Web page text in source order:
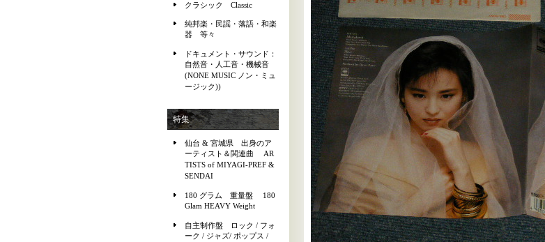
クラシック Classic
純邦楽・民謡・落語・和楽
器 等々
ドキュメント・サウンド：
自然音・人工音・機械音
(NONE MUSIC ノン・ミュ
ージック))
特集
仙台 & 宮城県 出身のア
ーティスト＆関連曲 AR
TISTS of MIYAGI-PREF &
SENDAI
180 グラム 重量盤 180
Glam HEAVY Weight
自主制作盤 ロック / フォ
ーク / ジャズ/ ポップス /